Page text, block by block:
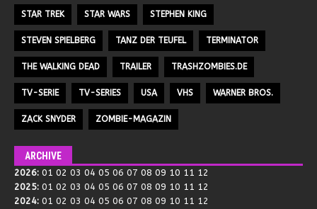
STAR TREK STAR WARS STEPHEN KING
STEVEN SPIELBERG TANZ DER TEUFEL TERMINATOR
THE WALKING DEAD TRAILER TRASHZOMBIES.DE
TV-SERIE TV-SERIES USA VHS WARNER BROS.
ZACK SNYDER ZOMBIE-MAGAZIN
ARCHIVE
2026: 01 02 03 04 05 06 07 08 09 10 11 12
2025: 01 02 03 04 05 06 07 08 09 10 11 12
2024: 01 02 03 04 05 06 07 08 09 10 11 12